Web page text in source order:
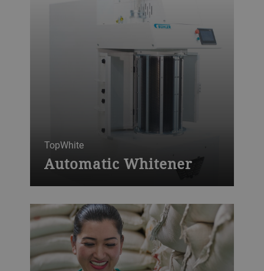
TopWhite
Automatic Whitener
The automatic control of this
revolutionary machine ensures consistent
whiteness and superior output quality, as
well as incremental power savings of up